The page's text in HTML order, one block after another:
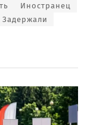
Иностранец
Задержали